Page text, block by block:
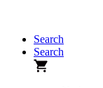
Search
Search